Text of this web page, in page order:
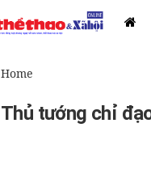
Home
Thủ tướng chỉ